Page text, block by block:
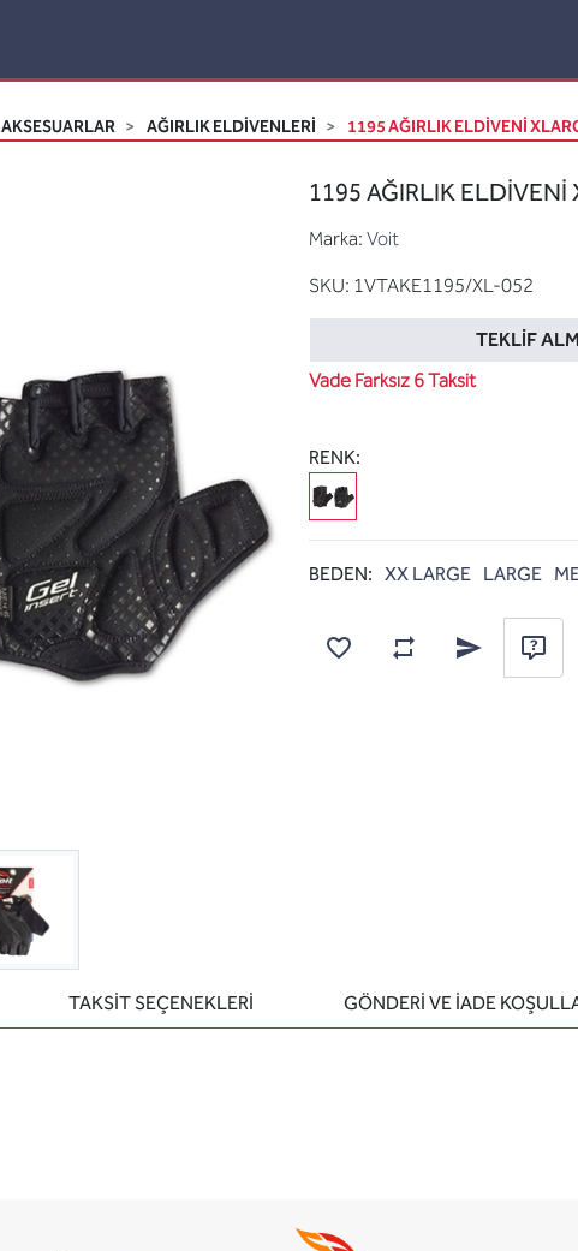
AKSESUARLAR AĞIRLIK ELDIVENLERI 1195 AĞIRLIK ELDİVENİ
1195 AĞIRLIK ELDİVENİ
Marka: Voit
SKU: 1VTAKE1195/XL-052
TEKLIF
Vade Farksız 6 Taksit
RENK:
BEDEN: XX LARGE LARGE
Favorilere ekle
Karşılaştırma listesine ekle
Arkadaşına e-
Soru
TAKSİT SEÇENEKLERİ GÖNDERİ VE İADE